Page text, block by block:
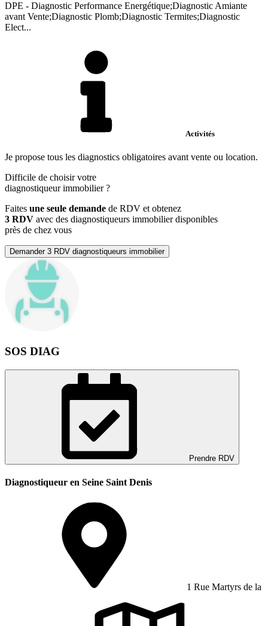
DPE - Diagnostic Performance Energétique;Diagnostic Amiante
avant Vente;Diagnostic Plomb;Diagnostic Termites;Diagnostic
Elect...
Activités
Je propose tous les diagnostics obligatoires avant vente ou location.
Difficile de choisir votre
diagnostiqueur immobilier?
Faites une seule demande de RDV et obtenez
3 RDV avec des diagnostiqueurs immobilier disponibles
près de chez vous
Demander 3 RDV diagnostiqueurs immobilier
SOS DIAG
Prendre RDV
Diagnostiqueur en Seine Saint Denis
1 Rue Martyrs de la